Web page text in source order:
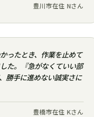
豊川市在住 Nさん
ったとき、作業を止めて
た。『急がなくていい部
勝手に進めない誠実さに
豊橋市在住 Kさん